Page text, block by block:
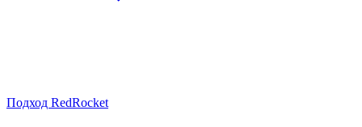
Подход RedRocket